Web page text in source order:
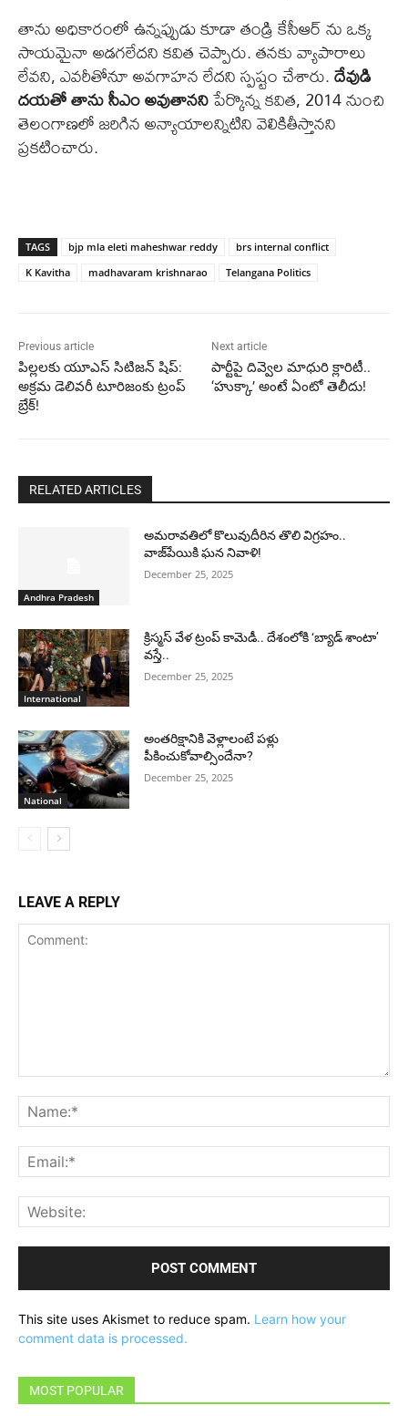
తాను అధికారంలో ఉన్నప్పుడు కూడా తండ్రి కేసీఆర్ ను ఒక్క
సాయమైనా అడగలేదని కవిత చెప్పారు. తనకు వ్యాపారాలు
లేవని, ఎవరీతోనూ అవగాహన లేదని స్పష్టం చేశారు.దేవుడి
దయతో తాను సీఎం అవుతాననిపేర్కొన్న కవిత, 2014 నుంచి
తెలంగాణలో జరిగిన అన్యాయాలన్నిటిని వెలికితీస్తానని
ప్రకటించారు.
TAGS bjp mla eleti maheshwar reddy
brs internal conflict
K Kavitha
madhavaram krishnarao Telangana Politics
Previous article
పిల్లలకు యూఎస్ సిటిజన్ షిప్:
అక్రమ డెలివరీ టూరిజంకు ట్రంప్
బ్రేక్!
Next article
పార్టీపై దివ్వెల మాధురి క్లారిటీ..
‘హుక్కా’ అంటే ఏంటో తెలీదు!
RELATED ARTICLES
Andhra Pradesh
అమరావతిలో కొలువుదీరిన తొలి విగ్రహం..
వాజ్‌పేయికి ఘన నివాళి!
December 25, 2025
International
క్రిస్మస్ వేళ ట్రంప్ కామెడీ.. దేశంలోకి ‘బ్యాడ్ శాంటా’
వస్తే..
December 25, 2025
National
అంతరిక్షానికి వెళ్లాలంటే పళ్లు
పీకించుకోవాల్సిందేనా?
December 25, 2025
LEAVE A REPLY
This site uses Akismet to reduce spam. Learn how your
comment data is processed.
MOST POPULAR